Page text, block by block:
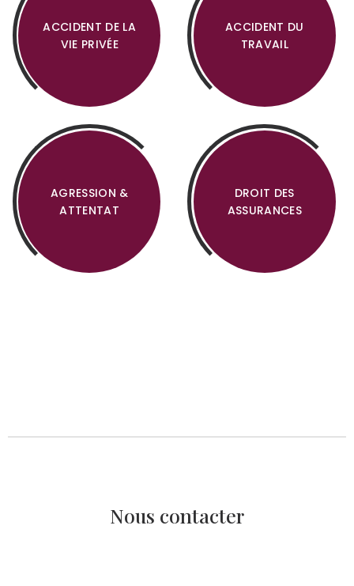
ACCIDENT DE LA
VIE PRIVÉE
ACCIDENT DU
TRAVAIL
AGRESSION &
ATTENTAT
DROIT DES
ASSURANCES
Nous contacter